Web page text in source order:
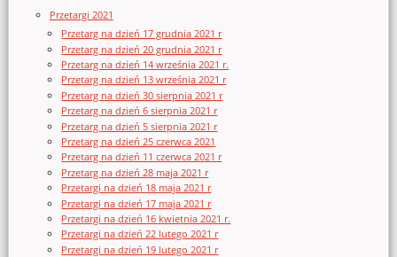
Przetargi 2021
Przetarg na dzień 17 grudnia 2021 r
Przetarg na dzień 20 grudnia 2021 r
Przetarg na dzień 14 września 2021 r.
Przetarg na dzień 13 września 2021 r
Przetarg na dzień 30 sierpnia 2021 r
Przetarg na dzień 6 sierpnia 2021 r
Przetarg na dzień 5 sierpnia 2021 r
Przetarg na dzień 25 czerwca 2021
Przetarg na dzień 11 czerwca 2021 r
Przetarg na dzień 28 maja 2021 r
Przetargi na dzień 18 maja 2021 r
Przetargi na dzień 17 maja 2021 r
Przetargi na dzień 16 kwietnia 2021 r.
Przetargi na dzień 22 lutego 2021 r
Przetargi na dzień 19 lutego 2021 r